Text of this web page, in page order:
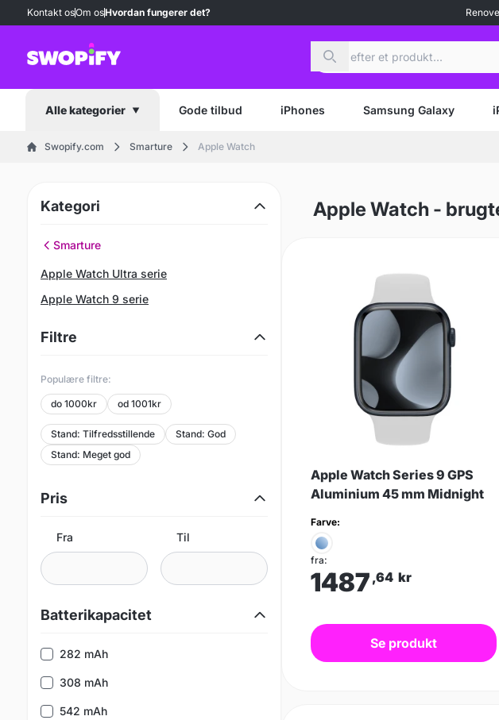
Kontakt osOm osHvordan fungerer det?
Alle kategorier Gode tilbud iPhones Samsung Galaxy
Swopify.com Smarture Apple Watch
Kategori
Smarture
Apple Watch Ultra serie
Apple Watch 9 serie
Filtre
Populære filtre:
do 1000kr od 1001kr
Stand: Tilfredsstillende
Stand: God
Stand: Meget god
Pris
Fra Til
Batterikapacitet
282 mAh
308 mAh
542 mAh
Apple Watch -
Apple Watch Series 9 GPS
Aluminium 45 mm Midnight
Farve:
fra:
1487 ,64 kr
Se produkt